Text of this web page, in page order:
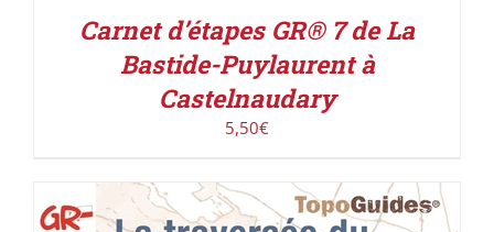
Carnet d’étapes GR® 7 de La
Bastide-Puylaurent à
Castelnaudary
5,50€